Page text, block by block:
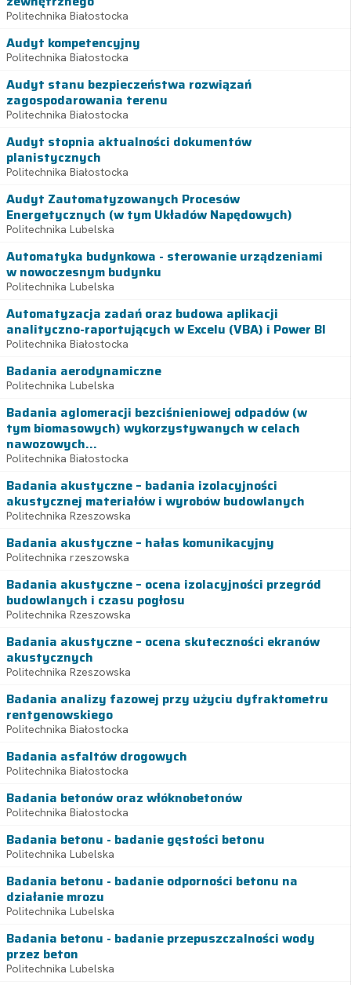
Politechnika Białostocka
Audyt kompetencyjny
Politechnika Białostocka
Audyt stanu bezpieczeństwa rozwiązań
zagospodarowania terenu
Politechnika Białostocka
Audyt stopnia aktualności dokumentów
planistycznych
Politechnika Białostocka
Audyt Zautomatyzowanych Procesów
Energetycznych (w tym Układów Napędowych)
Politechnika Lubelska
Automatyka budynkowa - sterowanie urządzeniami
w nowoczesnym budynku
Politechnika Lubelska
Automatyzacja zadań oraz budowa aplikacji
analityczno-raportujących w Excelu (VBA) i Power BI
Politechnika Białostocka
Badania aerodynamiczne
Politechnika Lubelska
Badania aglomeracji bezciśnieniowej odpadów (w
tym biomasowych) wykorzystywanych w celach
nawozowych...
Politechnika Białostocka
Badania akustyczne – badania izolacyjności
akustycznej materiałów i wyrobów budowlanych
Politechnika Rzeszowska
Badania akustyczne – hałas komunikacyjny
Politechnika rzeszowska
Badania akustyczne – ocena izolacyjności przegród
budowlanych i czasu pogłosu
Politechnika Rzeszowska
Badania akustyczne – ocena skuteczności ekranów
akustycznych
Politechnika Rzeszowska
Badania analizy fazowej przy użyciu dyfraktometru
rentgenowskiego
Politechnika Białostocka
Badania asfaltów drogowych
Politechnika Białostocka
Badania betonów oraz włóknobetonów
Politechnika Białostocka
Badania betonu - badanie gęstości betonu
Politechnika Lubelska
Badania betonu - badanie odporności betonu na
działanie mrozu
Politechnika Lubelska
Badania betonu - badanie przepuszczalności wody
przez beton
Politechnika Lubelska